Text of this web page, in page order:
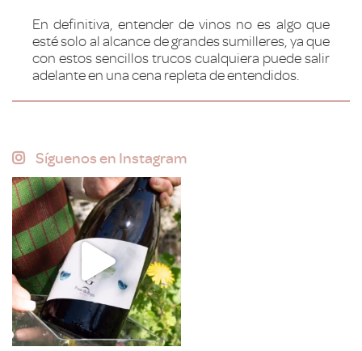
En definitiva, entender de vinos no es algo que
esté solo al alcance de grandes sumilleres, ya que
con estos sencillos trucos cualquiera puede salir
adelante en una cena repleta de entendidos.
Síguenos en Instagram